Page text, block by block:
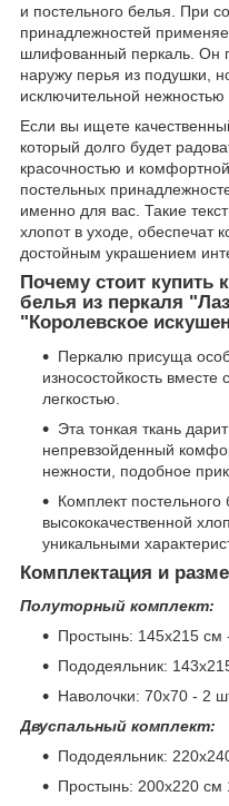
и постельного белья . При
принадлежностей
шлифованный перкаль. Он
наружу перья из подушки,
исключительной
Если вы ищете
который долго будет
красочностью и
постельных
именно для вас. Такие
хлопот в уходе, обеспечат
достойным украшением
Почему стоит купить
белья из перкаля
"Королевское
Перкалю присуща
износостойкость вместе
легкостью.
Эта тонкая ткань
непревзойденный
нежности, подобное
Комплект постельного
высококачественной
уникальными
Комплектация и
Полуторный комплект:
Простынь: 145х215 см
Пододеяльник:
Наволочки: 70х70 - 2
Двуспальный комплект:
Пододеяльник:
Простынь: 200х220 см